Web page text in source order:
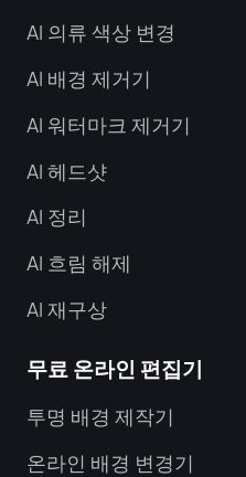
AI 의류 색상 변경
AI 배경 제거기
AI 워터마크 제거기
AI 헤드샷
AI 정리
AI 흐림 해제
AI 재구상
무료 온라인 편집기
투명 배경 제작기
온라인 배경 변경기